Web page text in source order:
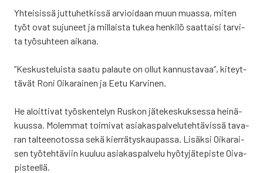
Yhtei­sis­sä jut­tu­het­kis­sä arvioi­daan muun muas­sa, miten
työt ovat suju­neet ja mil­lais­ta tukea hen­ki­lö saat­tai­si tar­vi­
ta työ­suh­teen aika­na.
”Kes­kus­te­luis­ta saa­tu palau­te on ollut kan­nus­ta­vaa”, kiteyt­
tä­vät Roni Oika­rai­nen ja Eetu Kar­vi­nen.
He aloit­ti­vat työs­ken­te­lyn Rus­kon jäte­kes­kuk­ses­sa hei­nä­
kuus­sa. Molem­mat toi­mi­vat asia­kas­pal­ve­lu­teh­tä­vis­sä tava­
ran tal­tee­no­tos­sa sekä kier­rä­tys­kau­pas­sa. Lisäk­si Oika­rai­
sen työ­teh­tä­viin kuu­luu asia­kas­pal­ve­lu hyö­ty­jä­te­pis­te Oiva­
pis­teel­lä.